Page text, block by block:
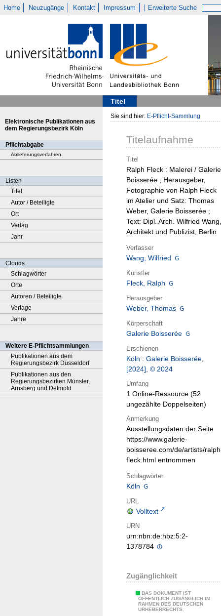
Home Neuzugänge Kontakt Impressum Erweiterte Suche
Titel
Elektronische Publikationen aus
dem Regierungsbezirk Köln
Pflichtabgabe
Ablieferungsverfahren
Listen
Titel
Autor / Beteiligte
Ort
Verlag
Jahr
Clouds
Schlagwörter
Orte
Autoren / Beteiligte
Verlage
Jahre
Weitere E-Pflichtsammlungen
Publikationen aus dem
Regierungsbezirk Düsseldorf
Publikationen aus den
Regierungsbezirken Münster,
Arnsberg und Detmold
Sie sind hier: E-Pflicht-Sammlung
Titelaufnahme
Titel
Ralph Fleck : Malerei / Galerie
Boisserée ; Herausgeber,
Fotographie von Ralph Fleck
im Atelier und Satz: Thomas
Weber, Galerie Boisserée ;
Text: Dipl. Arch. Wilfried Wang,
Architekt und Publizist, Berlin
Verfasser
Wang, Wilfried
Künstler
Fleck, Ralph
Herausgeber
Weber, Thomas
Körperschaft
Galerie Boisserée
Erschienen
Köln : Galerie Boisserée,
[2024], © 2024
Umfang
1 Online-Ressource (52
ungezählte Doppelseiten)
Anmerkung
Ausstellungsdaten der Seite
https://www.galerie-
boisseree.com/de/artists/
fleck.html entnommen
Schlagwörter
Köln
URL
Volltext
URN
urn:nbn:de:hbz:5:2-
1378784
Zugänglichkeit
DAS DOKUMENT IST
ÖFFENTLICH ZUGÄNGLICH IM
RAHMEN DES DEUTSCHEN
URHEBERRECHTS.